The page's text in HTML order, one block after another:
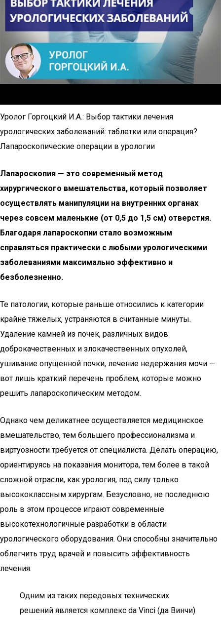
Уролог Горгоцкий И.А.: Выбор тактики лечения
урологических заболеваний: таблетки или операция?
Лапароскопические операции в урологии
Лапароскопия — это современный метод
хирургического вмешательства, который позволяет
осуществлять манипуляции на внутренних органах
через совсем маленькие (от 0,5 до 1,5 см) отверстия.
Благодаря лапароскопии стало возможным
справляться практически с любыми урологическими
заболеваниями максимально эффективно и
безболезненно.
Те патологии, которые раньше относились к категории
крайне тяжелых, устраняются в считанные минуты.
Удаление камней из почек, различных видов
доброкачественных и злокачественных опухолей,
ушивание опущенной почки, лечение недержания мочи —
вот лишь краткий перечень проблем, которые можно
решить лапароскопическим методом.
Однако чем деликатнее осуществляется медицинское
вмешательство, тем большего профессионализма и
виртуозности требуется от специалиста. Делать операцию,
ориентируясь на показания монитора, тем более в такой
сложной отрасли, как урология, под силу только
высококлассным хирургам. Безусловно, не последнюю
роль в этом процессе играют современные
высокотехнологичные разработки в области
урологического оборудования. Они способны значительно
облегчить труд врачей и повысить эффективность
лечения.
Одним из таких передовых технических
решений является комплекс da Vinci (да Винчи)